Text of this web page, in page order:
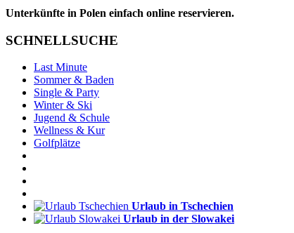
Unterkünfte in Polen einfach online reservieren.
SCHNELLSUCHE
Last Minute
Sommer & Baden
Single & Party
Winter & Ski
Jugend & Schule
Wellness & Kur
Golfplätze
Urlaub in Tschechien
Urlaub in der Slowakei